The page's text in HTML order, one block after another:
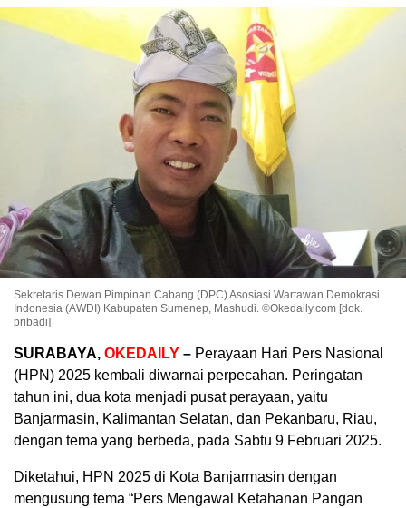
Sekretaris Dewan Pimpinan Cabang (DPC) Asosiasi Wartawan Demokrasi
Indonesia (AWDI) Kabupaten Sumenep, Mashudi. ©Okedaily.com [dok.
pribadi]
SURABAYA, OKEDAILY – Perayaan Hari Pers Nasional
(HPN) 2025 kembali diwarnai perpecahan. Peringatan
tahun ini, dua kota menjadi pusat perayaan, yaitu
Banjarmasin, Kalimantan Selatan, dan Pekanbaru, Riau,
dengan tema yang berbeda, pada Sabtu 9 Februari 2025.
Diketahui, HPN 2025 di Kota Banjarmasin dengan
mengusung tema “Pers Mengawal Ketahanan Pangan